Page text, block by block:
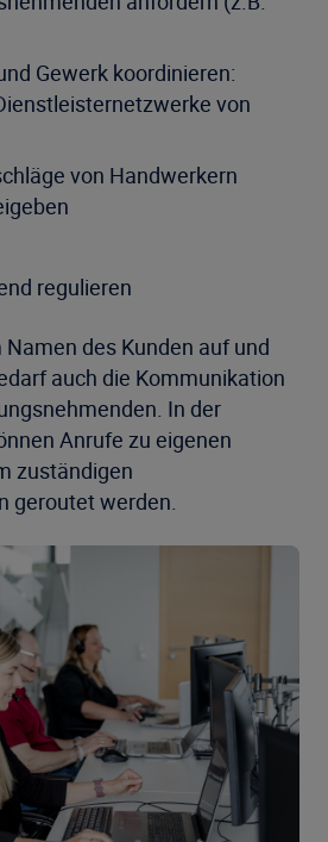
Gewerk koordinieren:
von
von Handwerkern
regulieren
des Kunden auf und
auch die Kommunikation
In der
Anrufe zu eigenen
zuständigen
geroutet werden.